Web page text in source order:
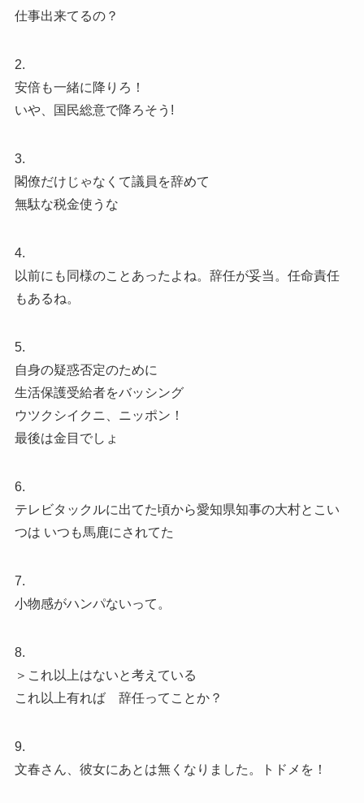
仕事出来てるの？
2.
安倍も一緒に降りろ！
いや、国民総意で降ろそう!
3.
閣僚だけじゃなくて議員を辞めて
無駄な税金使うな
4.
以前にも同様のことあったよね。辞任が妥当。任命責任
もあるね。
5.
自身の疑惑否定のために
生活保護受給者をバッシング
ウツクシイクニ、ニッポン！
最後は金目でしょ
6.
テレビタックルに出てた頃から愛知県知事の大村とこい
つは いつも馬鹿にされてた
7.
小物感がハンパないって。
8.
＞これ以上はないと考えている
これ以上有れば 辞任ってことか？
9.
文春さん、彼女にあとは無くなりました。トドメを！